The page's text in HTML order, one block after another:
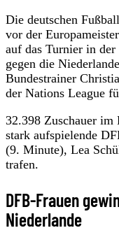
Die deutschen
vor der
auf das Turnier in
gegen die
Bundestrainer
der Nations League
32.398 Zuschauer im
stark aufspielende
(9. Minute), Lea
trafen.
DFB-Frauen
Niederlande